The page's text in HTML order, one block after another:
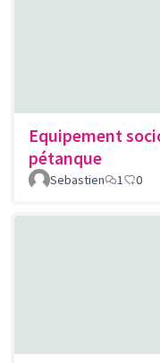
Equipement
pétanque
Sebastien 1 0